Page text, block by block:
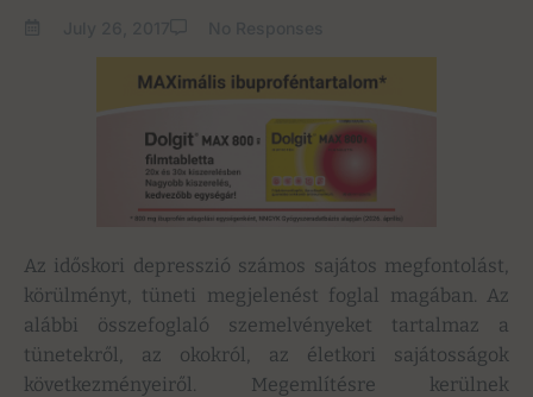
Az időskori depresszió számos sajátos megfontolást,
körülményt, tüneti megjelenést foglal magában. Az
alábbi összefoglaló szemelvényeket tartalmaz a
tünetekről, az okokról, az életkori sajátosságok
következményeiről. Megemlítésre kerülnek